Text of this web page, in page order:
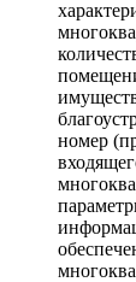
номер